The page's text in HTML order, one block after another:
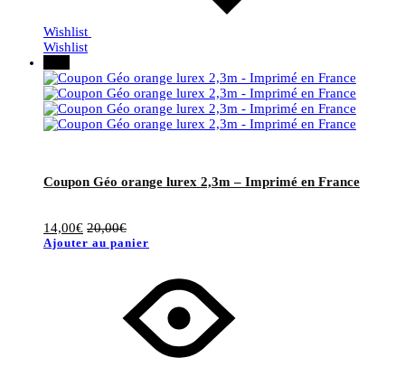
Wishlist
Wishlist
Coupon Géo orange lurex 2,3m – Imprimé en France
14,00€ 20,00€
Ajouter au panier